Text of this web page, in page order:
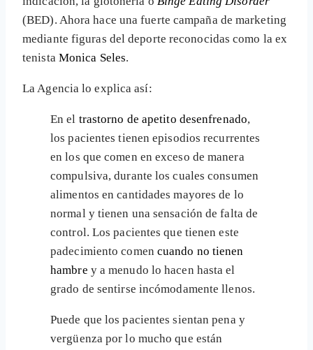
(BED). Ahora hace una fuerte campaña de marketing
mediante figuras del deporte reconocidas como la ex
tenista Monica Seles.
La Agencia lo explica así:
En el trastorno de apetito desenfrenado,
los pacientes tienen episodios recurrentes
en los que comen en exceso de manera
compulsiva, durante los cuales consumen
alimentos en cantidades mayores de lo
normal y tienen una sensación de falta de
control. Los pacientes que tienen este
padecimiento comen cuando no tienen
hambre y a menudo lo hacen hasta el
grado de sentirse incómodamente llenos.
Puede que los pacientes sientan pena y
vergüenza por lo mucho que están